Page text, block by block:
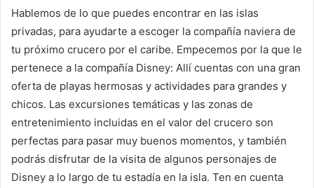
Hablemos de lo que puedes encontrar en las islas
privadas, para ayudarte a escoger la compañía naviera de
tu próximo crucero por el caribe. Empecemos por la que le
pertenece a la compañía Disney: Allí cuentas con una gran
oferta de playas hermosas y actividades para grandes y
chicos. Las excursiones temáticas y las zonas de
entretenimiento incluidas en el valor del crucero son
perfectas para pasar muy buenos momentos, y también
podrás disfrutar de la visita de algunos personajes de
Disney a lo largo de tu estadía en la isla. Ten en cuenta